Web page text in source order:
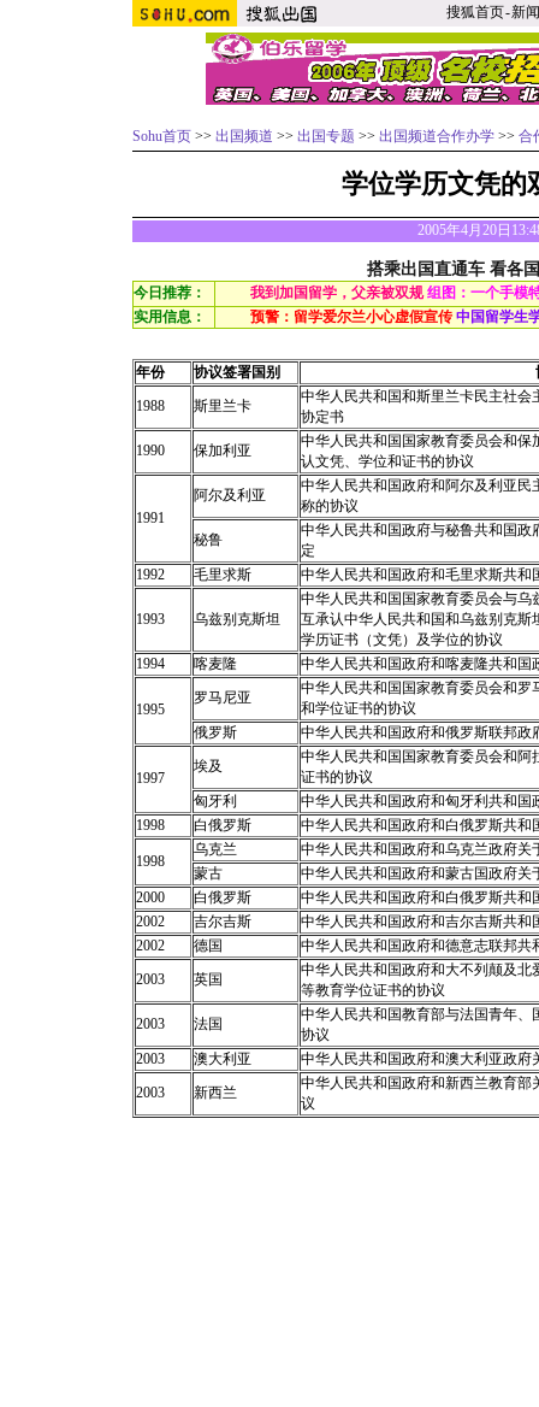
搜狐首页-新闻
Sohu首页 >> 出国频道 >> 出国专题 >> 出国频道合作办学 >> 合
学位学历文凭的
2005年4月20日
搭乘出国直通车 看各
今日推荐： 我到加国留学，父亲被双规 组图：一个手模
实用信息：
预警：留学爱尔兰小心虚假宣传 中国留学生
年份 协议签署国别
1988
斯里兰卡
中华人民共和国和斯里兰卡民主社
协定书
1990
保加利亚
中华人民共和国国家教育委员会和
认文凭、学位和证书的协议
1991
阿尔及利亚
中华人民共和国政府和阿尔及利亚
称的协议
秘鲁
中华人民共和国政府与秘鲁共和国
定
1992
毛里求斯 中华人民共和国政府和毛里求斯共
1993 乌兹别克斯坦
中华人民共和国国家教育委员会与
互承认中华人民共和国和乌兹别克
学历证书（文凭）及学位的协议
1994
喀麦隆 中华人民共和国政府和喀麦隆共和
1995
罗马尼亚
中华人民共和国国家教育委员会和
和学位证书的协议
俄罗斯
中华人民共和国政府和俄罗斯联邦
1997
埃及
中华人民共和国国家教育委员会和
证书的协议
匈牙利
中华人民共和国政府和匈牙利共和
1998
白俄罗斯 中华人民共和国政府和白俄罗斯共
1998
乌克兰
中华人民共和国政府和乌克兰政府
蒙古
中华人民共和国政府和蒙古国政府
2000
白俄罗斯
中华人民共和国政府和白俄罗斯共
2002
吉尔吉斯
中华人民共和国政府和吉尔吉斯共
2002
德国
中华人民共和国政府和德意志联邦
2003
英国
中华人民共和国政府和大不列颠及
等教育学位证书的协议
2003
法国
中华人民共和国教育部与法国青年
协议
2003
澳大利亚
中华人民共和国政府和澳大利亚政
2003
新西兰
中华人民共和国政府和新西兰教育
议